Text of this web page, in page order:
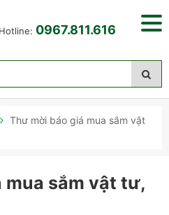
Hotline: 0967.811.616
Thư mời báo giá mua sắm vật
mua sắm vật tư,